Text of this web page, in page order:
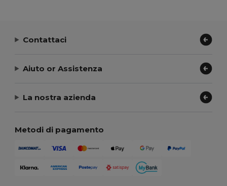
Contattaci
Aiuto or Assistenza
La nostra azienda
Metodi di pagamento